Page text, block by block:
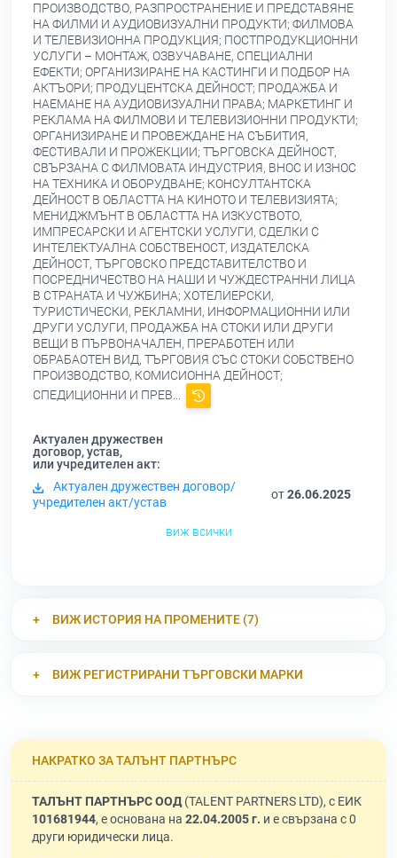
ПРОИЗВОДСТВО, РАЗПРОСТРАНЕНИЕ И ПРЕДСТАВЯНЕ
НА ФИЛМИ И АУДИОВИЗУАЛНИ ПРОДУКТИ; ФИЛМОВА
И ТЕЛЕВИЗИОННА ПРОДУКЦИЯ; ПОСТПРОДУКЦИОННИ
УСЛУГИ – МОНТАЖ, ОЗВУЧАВАНЕ, СПЕЦИАЛНИ
ЕФЕКТИ; ОРГАНИЗИРАНЕ НА КАСТИНГИ И ПОДБОР НА
АКТЪОРИ; ПРОДУЦЕНТСКА ДЕЙНОСТ; ПРОДАЖБА И
НАЕМАНЕ НА АУДИОВИЗУАЛНИ ПРАВА; МАРКЕТИНГ И
РЕКЛАМА НА ФИЛМОВИ И ТЕЛЕВИЗИОННИ ПРОДУКТИ;
ОРГАНИЗИРАНЕ И ПРОВЕЖДАНЕ НА СЪБИТИЯ,
ФЕСТИВАЛИ И ПРОЖЕКЦИИ; ТЪРГОВСКА ДЕЙНОСТ,
СВЪРЗАНА С ФИЛМОВАТА ИНДУСТРИЯ, ВНОС И ИЗНОС
НА ТЕХНИКА И ОБОРУДВАНЕ; КОНСУЛТАНТСКА
ДЕЙНОСТ В ОБЛАСТТА НА КИНОТО И ТЕЛЕВИЗИЯТА;
МЕНИДЖМЪНТ В ОБЛАСТТА НА ИЗКУСТВОТО,
ИМПРЕСАРСКИ И АГЕНТСКИ УСЛУГИ, СДЕЛКИ С
ИНТЕЛЕКТУАЛНА СОБСТВЕНОСТ, ИЗДАТЕЛСКА
ДЕЙНОСТ, ТЪРГОВСКО ПРЕДСТАВИТЕЛСТВО И
ПОСРЕДНИЧЕСТВО НА НАШИ И ЧУЖДЕСТРАННИ ЛИЦА
В СТРАНАТА И ЧУЖБИНА; ХОТЕЛИЕРСКИ,
ТУРИСТИЧЕСКИ, РЕКЛАМНИ, ИНФОРМАЦИОННИ ИЛИ
ДРУГИ УСЛУГИ, ПРОДАЖБА НА СТОКИ ИЛИ ДРУГИ
ВЕЩИ В ПЪРВОНАЧАЛЕН, ПРЕРАБОТЕН ИЛИ
ОБРАБАОТЕН ВИД, ТЪРГОВИЯ СЪС СТОКИ СОБСТВЕНО
ПРОИЗВОДСТВО, КОМИСИОННА ДЕЙНОСТ;
СПЕДИЦИОННИ И ПРЕВ...
Актуален дружествен
договор, устав,
или учредителен акт:
Актуален дружествен договор/
учредителен акт/устав
от26.06.2025
виж всички
ВИЖ ИСТОРИЯ НА ПРОМЕНИТЕ (7)
ВИЖ РЕГИСТРИРАНИ ТЪРГОВСКИ МАРКИ
НАКРАТКО ЗА ТАЛЪНТ ПАРТНЪРС
ТАЛЪНТ ПАРТНЪРС ООД(TALENT PARTNERS LTD), с ЕИК
101681944, е основана на 22.04.2005 г. и е свързана с 0
други юридически лица.